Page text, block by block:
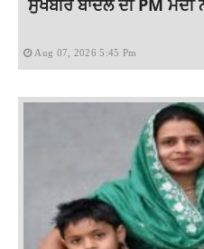
ਸੁਖਬੀਰ ਬਾਦਲ ਦੀ PM ਮੋਦੀ
Aug 07, 2026 5:45 Pm